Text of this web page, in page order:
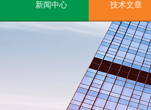
新闻中心 技术文章